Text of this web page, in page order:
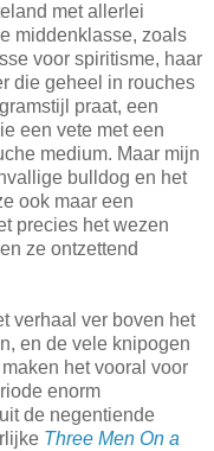
met allerlei
middenklasse, zoals
voor spiritisme, haar
die geheel in rouches
praat, een
een vete met een
medium. Maar mijn
bulldog en het
ook maar een
precies het wezen
ze ontzettend
verhaal ver boven het
en de vele knipogen
het vooral voor
enorm
de negentiende
Three Men On a